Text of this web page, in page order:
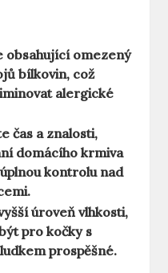
obsahující omezený
bílkovin, což
alergické
čas a znalosti,
domácího krmiva
kontrolu nad
úroveň vlhkosti,
pro kočky s
prospěšné.